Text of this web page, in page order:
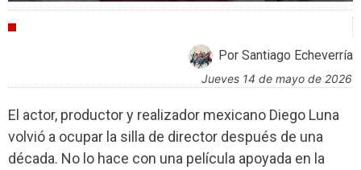
Por Santiago Echeverría
jueves 14 de mayo de 2026
El actor, productor y realizador mexicano Diego Luna
volvió a ocupar la silla de director después de una
década. No lo hace con una película apoyada en la